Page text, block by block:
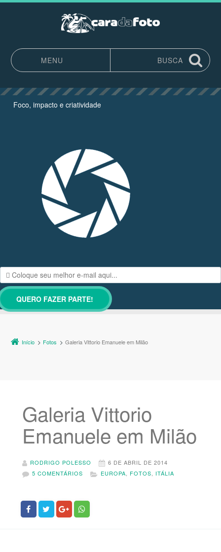
MENU
BUSCA
Foco, impacto e criatividade
Início Fotos Galeria Vittorio Emanuele em Milão
Galeria Vittorio
Emanuele em Milão
RODRIGO POLESSO
6 DE ABRIL DE 2014
5 COMENTÁRIOS
EUROPA, FOTOS, ITÁLIA